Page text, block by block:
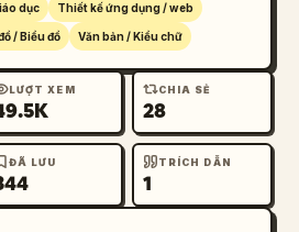
dục Thiết kế ứng dụng / web
/ Biểu đồ Văn bản / Kiểu chữ
LƯỢT XEM CHIA SẺ
28
ĐÃ LƯU TRÍCH DẪN
1